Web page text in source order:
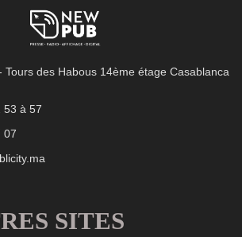
Tours des Habous 14ème étage Casablanca
53 à 57
07
SITES